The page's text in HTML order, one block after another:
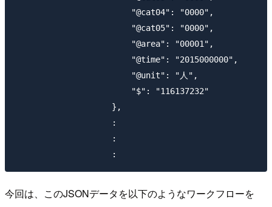
                        "@cat04": "0000",
                        "@cat05": "0000",
                        "@area": "00001",
                        "@time": "2015000000",
                        "@unit": "人",
                        "$": "116137232"
                    },
                    :
                    :
今回は、このJSONデータを以下のようなワークフローを